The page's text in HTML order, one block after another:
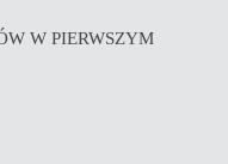
W PIERWSZYM